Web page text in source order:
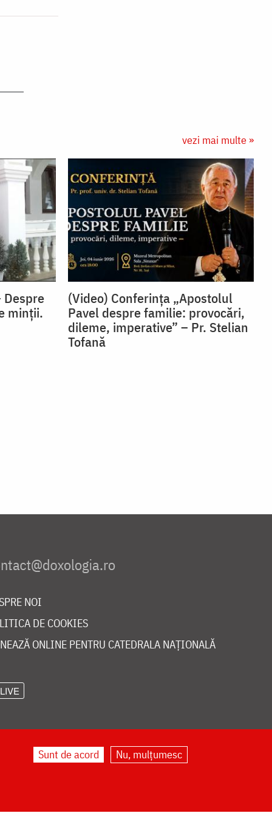
vezi mai multe »
Despre
minții.
(Video) Conferința „Apostolul
Pavel despre familie: provocări,
dileme, imperative” – Pr. Stelian
Tofană
NOI
DE COOKIES
ONLINE PENTRU CATEDRALA NAȚIONALĂ
LIVE
Sunt de acord Nu, mulțumesc